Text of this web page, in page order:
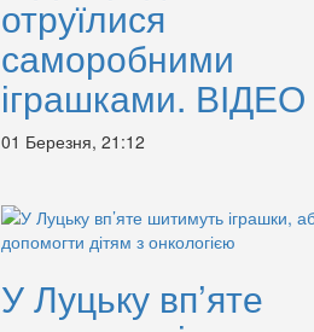
отруїлися
саморобними
іграшками. ВІДЕО
01 Березня, 21:12
У Луцьку вп’яте